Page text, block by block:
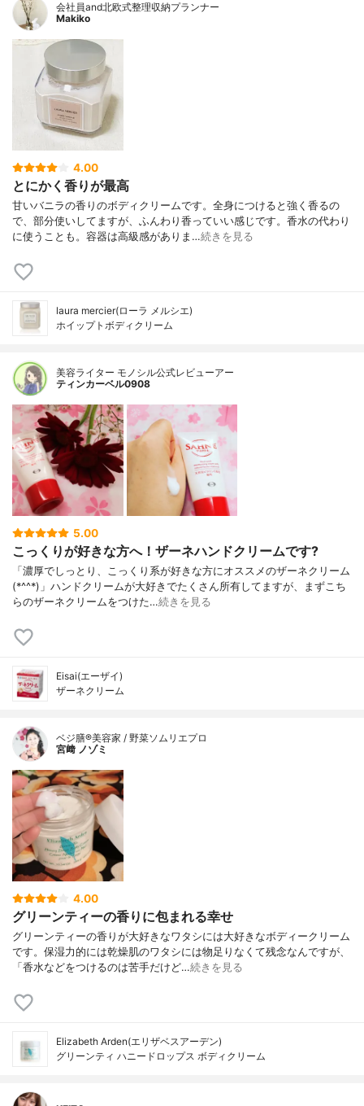
会社員and北欧式整理収納プランナー
Makiko
4.00
とにかく香りが最高
甘いバニラの香りのボディクリームです。全身につけると強く香るの
で、部分使いしてますが、ふんわり香っていい感じです。香水の代わり
に使うことも。容器は高級感がありま…続きを見る
laura mercier(ローラ メルシエ)
ホイップトボディクリーム
美容ライター モノシル公式レビューアー
ティンカーベル0908
5.00
こっくりが好きな方へ！ザーネハンドクリームです?
「濃厚でしっとり、こっくり系が好きな方にオススメのザーネクリーム
(*^^*)」ハンドクリームが大好きでたくさん所有してますが、まずこち
らのザーネクリームをつけた…続きを見る
Eisai(エーザイ)
ザーネクリーム
ベジ膳®美容家 / 野菜ソムリエプロ
宮﨑 ノゾミ
4.00
グリーンティーの香りに包まれる幸せ
グリーンティーの香りが大好きなワタシには大好きなボディークリーム
です。保湿力的には乾燥肌のワタシには物足りなくて残念なんですが、
「香水などをつけるのは苦手だけど…続きを見る
Elizabeth Arden(エリザベスアーデン)
グリーンティ ハニードロップス ボディクリーム